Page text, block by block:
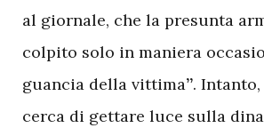
al giornale, che la presunta
colpito solo in maniera
guancia della vittima”.
cerca di gettare luce sulla